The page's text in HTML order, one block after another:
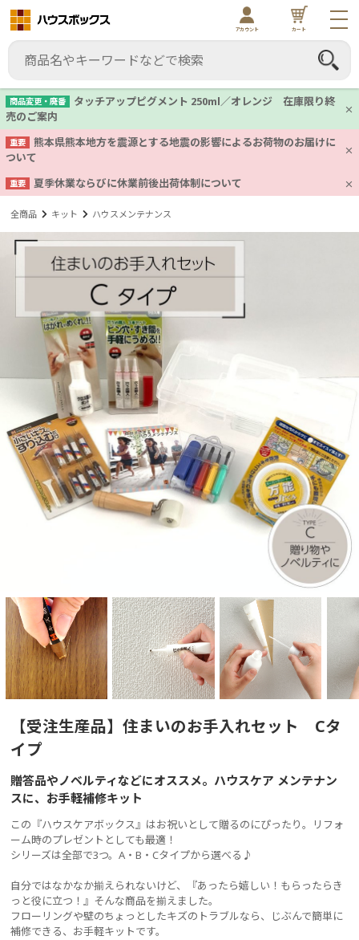
商品変更・廃番
タッチアップピグメント 250ml／オレンジ 在庫限り終
売のご案内
重要
熊本県熊本地方を震源とする地震の影響によるお荷物のお届けに
ついて
重要 夏季休業ならびに休業前後出荷体制について
アカウント カート
全商品 キット ハウスメンテナンス
【受注生産品】住まいのお手入れセット Cタ
イプ
贈答品やノベルティなどにオススメ。ハウスケア メンテナン
スに、お手軽補修キット
この『ハウスケアボックス』はお祝いとして贈るのにぴったり。リフォ
ーム時のプレゼントとしても最適！
シリーズは全部で3つ。A・B・Cタイプから選べる♪
自分ではなかなか揃えられないけど、『あったら嬉しい！もらったらき
っと役に立つ！』そんな商品を揃えました。
フローリングや壁のちょっとしたキズのトラブルなら、じぶんで簡単に
補修できる、お手軽キットです。